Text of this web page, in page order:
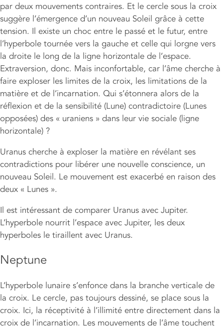
par deux mouvements contraires. Et le cercle sous la croix
suggère l’émergence d’un nouveau Soleil grâce à cette
tension. Il existe un choc entre le passé et le futur, entre
l’hyperbole tournée vers la gauche et celle qui lorgne vers
la droite le long de la ligne horizontale de l’espace.
Extraversion, donc. Mais inconfortable, car l’âme cherche à
faire exploser les limites de la croix, les limitations de la
matière et de l’incarnation. Qui s’étonnera alors de la
réflexion et de la sensibilité (Lune) contradictoire (Lunes
opposées) des « uraniens » dans leur vie sociale (ligne
horizontale) ?
Uranus cherche à exploser la matière en révélant ses
contradictions pour libérer une nouvelle conscience, un
nouveau Soleil. Le mouvement est exacerbé en raison des
deux « Lunes ».
Il est intéressant de comparer Uranus avec Jupiter.
L’hyperbole nourrit l’espace avec Jupiter, les deux
hyperboles le tiraillent avec Uranus.
Neptune
L’hyperbole lunaire s’enfonce dans la branche verticale de
la croix. Le cercle, pas toujours dessiné, se place sous la
croix. Ici, la réceptivité à l’illimité entre directement dans la
croix de l’incarnation. Les mouvements de l’âme touchent